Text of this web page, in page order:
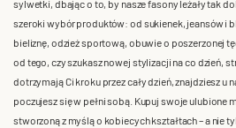
sylwetki, dbając o to, by nasze fasony leżały tak
szeroki wybór produktów: od sukienek, jeansów i
bieliznę, odzież sportową, obuwie o poszerzonej
od tego, czy szukasz nowej stylizacji na co dzień,
dotrzymają Ci kroku przez cały dzień, znajdziesz u
poczujesz się w pełni sobą. Kupuj swoje ulubione
stworzoną z myślą o kobiecych kształtach – a nie